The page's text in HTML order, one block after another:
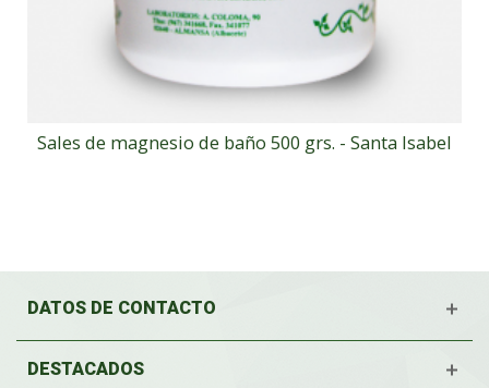
Sales de magnesio de baño 500 grs. - Santa Isabel
DATOS DE CONTACTO
DESTACADOS